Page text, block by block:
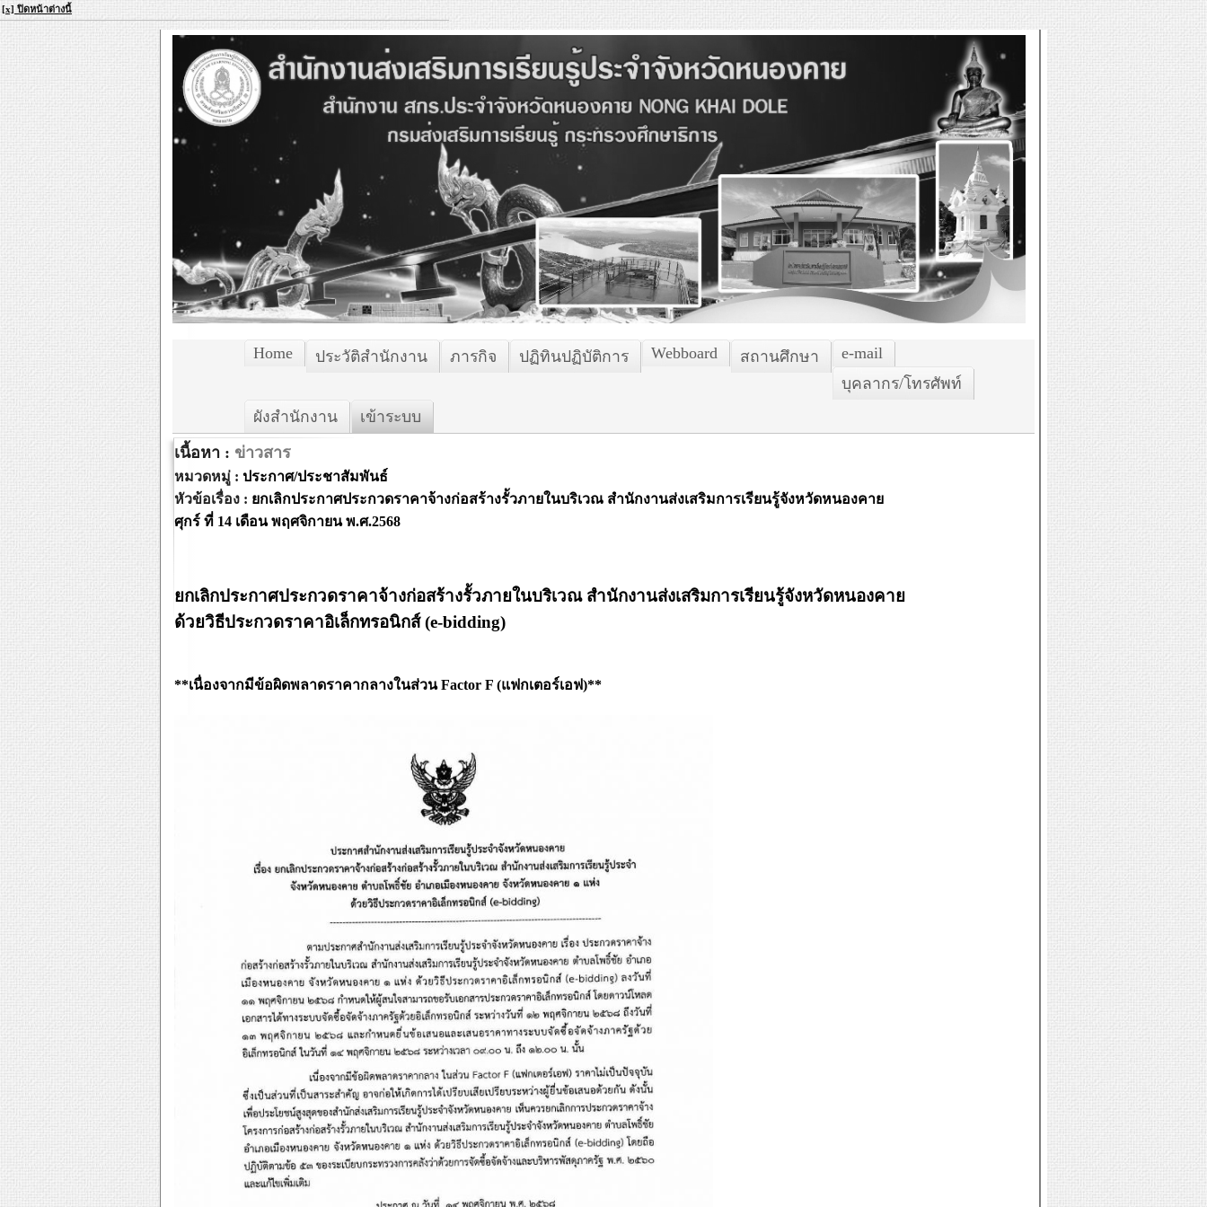
[x] ปิดหน้าต่างนี้
Home ประวัติสำนักงาน ภารกิจ ปฏิทินปฏิบัติการ Webboard สถานศึกษา
e-mail
บุคลากร/โทรศัพท์
ผังสำนักงาน
เข้าระบบ
เนื้อหา : ข่าวสาร
หมวดหมู่ : ประกาศ/ประชาสัมพันธ์
หัวข้อเรื่อง : ยกเลิกประกาศประกวดราคาจ้างก่อสร้างรั้วภายในบริเวณ สำนักงานส่งเสริมการเรียนรู้จังหวัดหนองคาย
ศุกร์ ที่ 14 เดือน พฤศจิกายน พ.ศ.2568
ยกเลิกประกาศประกวดราคาจ้างก่อสร้างรั้วภายในบริเวณ สำนักงานส่งเสริมการเรียนรู้จังหวัดหนองคาย
ด้วยวิธีประกวดราคาอิเล็กทรอนิกส์ (e-bidding)
**เนื่องจากมีข้อผิดพลาดราคากลางในส่วน Factor F (แฟกเตอร์เอฟ)**